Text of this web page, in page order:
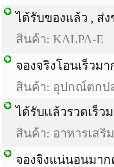
ได้รับของแล้ว , ส่ง
สินค้า: KALPA-E
จองจริงโอนเร็วม
สินค้า: อุปกณ์ตกป
ได้รับเเล้วรวดเร็
สินค้า: อาหารเสริม
จองจิงแน่นอนมา